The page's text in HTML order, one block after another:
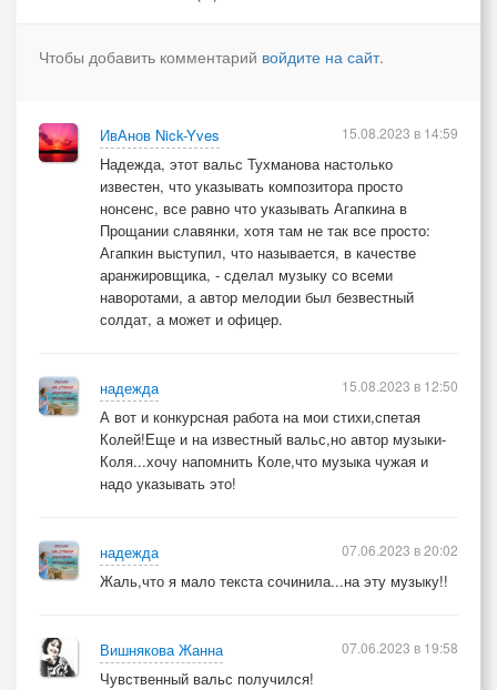
Чтобы добавить комментарий войдите на сайт.
ИвАнов Nick-Yves
Надежда, этот вальс Тухманова настолько
известен, что указывать композитора просто
нонсенс, все равно что указывать Агапкина в
Прощании славянки, хотя там не так все просто:
Агапкин выступил, что называется, в качестве
аранжировщика, - сделал музыку со всеми
наворотами, а автор мелодии был безвестный
солдат, а может и офицер.
15.08.2023 в 14:59
надежда
А вот и конкурсная работа на мои стихи,спетая
Колей!Еще и на известный вальс,но автор музыки-
Коля...хочу напомнить Коле,что музыка чужая и
надо указывать это!
15.08.2023 в 12:50
надежда
Жаль,что я мало текста сочинила...на эту музыку!!
07.06.2023 в 20:02
Вишнякова Жанна
Чувственный вальс получился!
07.06.2023 в 19:58